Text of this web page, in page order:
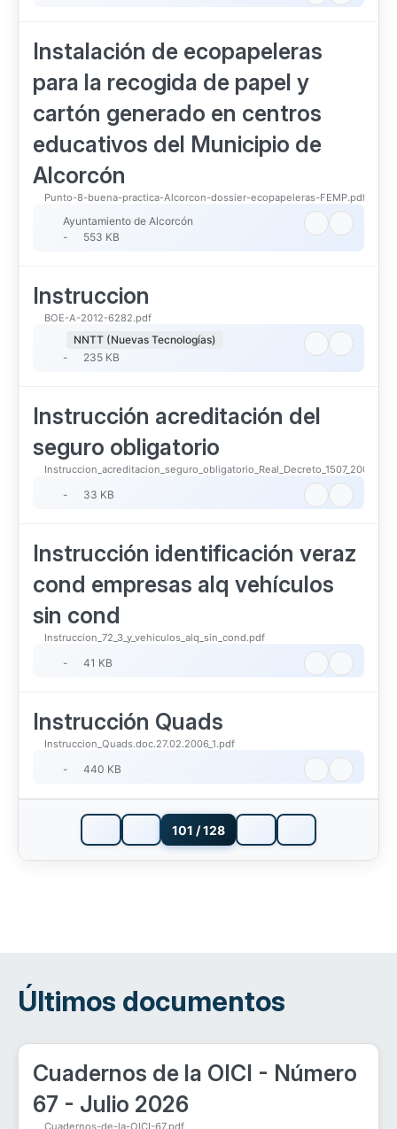
Instalación de ecopapeleras
para la recogida de papel y
cartón generado en centros
educativos del Municipio de
Alcorcón
Punto-8-buena-practica-Alcorcon-dossier-ecopapeleras-FEMP.pdf
Ayuntamiento de Alcorcón
-
553 KB
Instruccion
BOE-A-2012-6282.pdf
NNTT (Nuevas Tecnologías)
-
235 KB
Instrucción acreditación del
seguro obligatorio
Instruccion_acreditacion_seguro_obligatorio_Real_Decreto_1507_20081.pdf
- 33 KB
Instrucción identificación veraz
cond empresas alq vehículos
sin cond
Instruccion_72_3_y_vehiculos_alq_sin_cond.pdf
- 41 KB
Instrucción Quads
Instruccion_Quads.doc.27.02.2006_1.pdf
- 440 KB
101 / 128
Últimos documentos
Cuadernos de la OICI - Número
67 - Julio 2026
Cuadernos-de-la-OICI-67.pdf